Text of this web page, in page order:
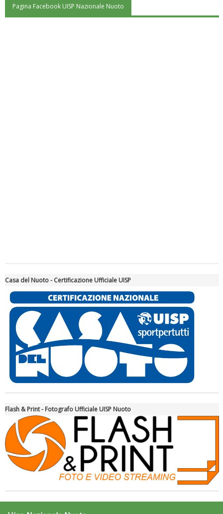
"Superare gli ostacoli": la relazione di Tiziano Pesce al CN Uisp
Tiziano Pesce a Radio InBlu2000 traccia il bilancio della stagione
Ddl Lobby, Uisp: “Il Parlamento valorizzi le nostre specificità"
Pagina Facebook UISP Nazionale Nuoto
Casa del Nuoto - Certificazione Ufficiale UISP
Flash & Print - Fotografo Ufficiale UISP Nuoto